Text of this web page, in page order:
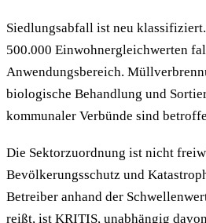
Siedlungsabfall ist neu
500.000 Einwohnergleichwerten
Anwendungsbereich.
biologische Behandlung und
kommunaler Verbünde sind
Die Sektorzuordnung ist nicht
Bevölkerungsschutz und
Betreiber anhand der
reißt, ist KRITIS, unabhängig